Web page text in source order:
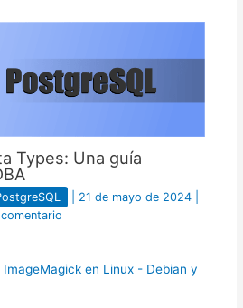
Types: Una guía
21 de mayo de 2024